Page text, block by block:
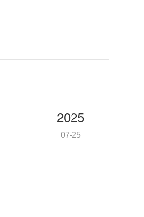
2025
07-25